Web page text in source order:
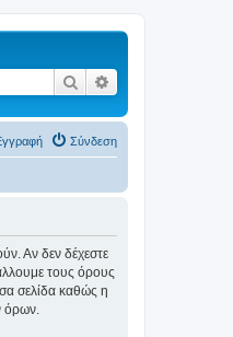
Αναζήτηση
Σύνδεση
Αν δεν δέχεστε
τους όρους
σελίδα καθώς η
όρων.